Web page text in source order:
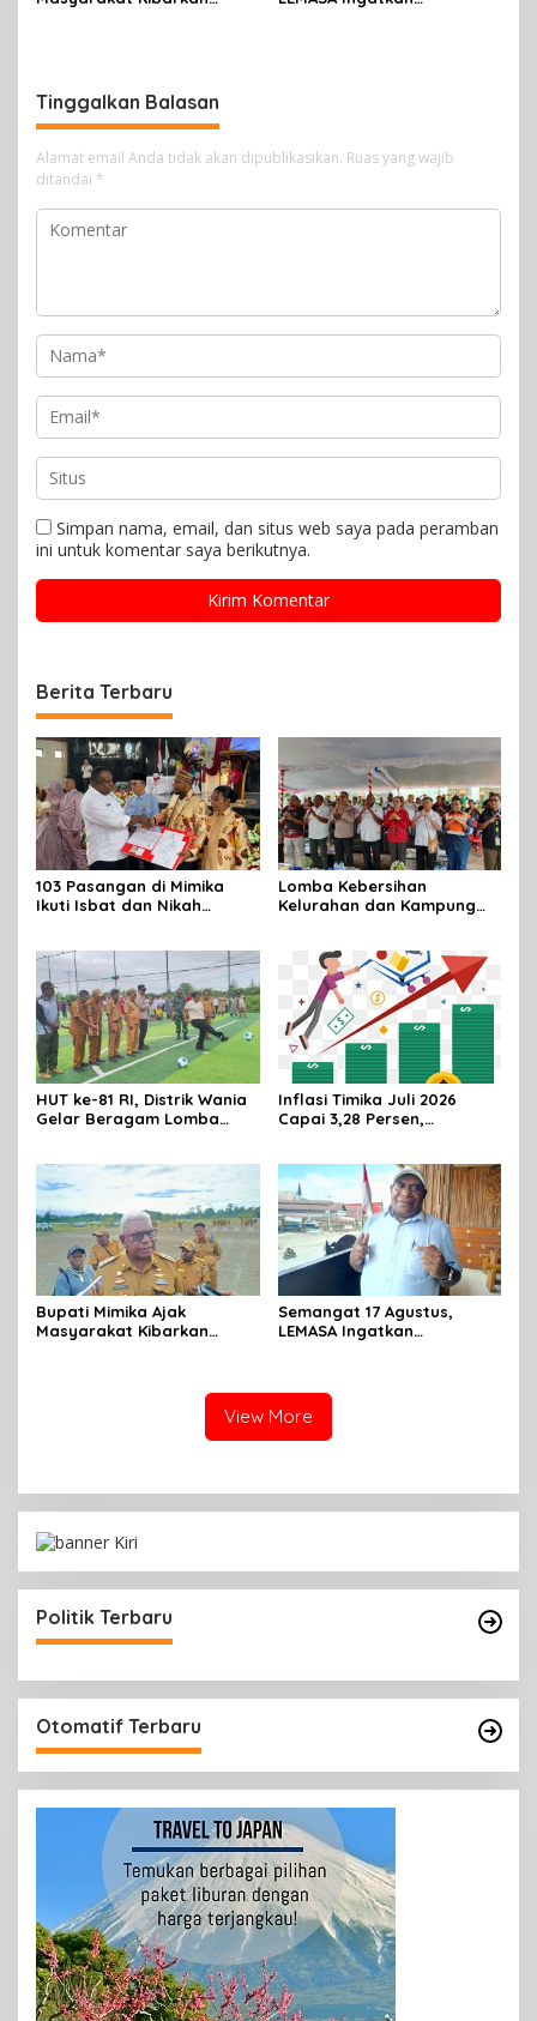
Tinggalkan Balasan
Alamat email Anda tidak akan dipublikasikan. Ruas yang wajib
ditandai *
Simpan nama, email, dan situs web saya pada peramban
ini untuk komentar saya berikutnya.
Berita Terbaru
103 Pasangan di Mimika
Ikuti Isbat dan Nikah
Lomba Kebersihan
Kelurahan dan Kampung
Warga Ubah Kebiasaan
Buang Sampah
HUT ke-81 RI, Distrik Wania
Gelar Beragam Lomba
Inflasi Timika Juli 2026
Capai 3,28 Persen,
Penyumbang Utama
Bupati Mimika Ajak
Masyarakat Kibarkan
Semangat 17 Agustus,
LEMASA Ingatkan
View More
Politik Terbaru
Otomatif Terbaru